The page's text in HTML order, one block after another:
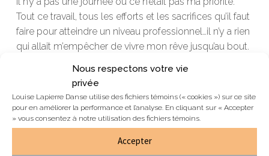
Nous respectons votre vie
privée
Louise Lapierre Danse utilise des fichiers témoins (« cookies ») sur ce site
pour en améliorer la performance et l’analyse. En cliquant sur « Accepter
» vous consentez à notre utilisation des fichiers témoins.
Accepter
Tout ce travail, tous les efforts et les sacrifices qu’il faut
faire pour atteindre un niveau professionnel…il n’y a rien
qui allait m’empêcher de vivre mon rêve jusqu’au bout.
occasions se présentent, il faut sauter dessus et les
vivre jusqu’au bout.
Le choc culturel est tellement intense. Vivre ici, c’est
comme vivre sur une autre planète. Heureusement,
presque tout le monde parle anglais ! Un anglais